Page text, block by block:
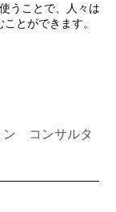
うことで、人々は
とができます。
コンサルタ